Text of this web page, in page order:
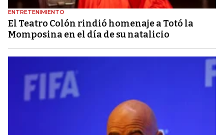
ENTRETENIMIENTO
El Teatro Colón rindió homenaje a Totó la
Momposina en el día de su natalicio